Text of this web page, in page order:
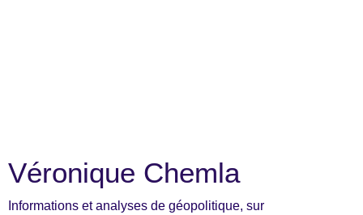
Véronique Chemla
Informations et analyses de géopolitique, sur